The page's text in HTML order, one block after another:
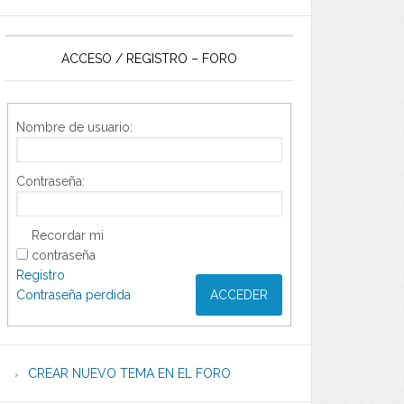
ACCESO / REGISTRO – FORO
Nombre de usuario:
Contraseña:
Recordar mi
contraseña
ACCEDER
Registro
Contraseña perdida
CREAR NUEVO TEMA EN EL FORO